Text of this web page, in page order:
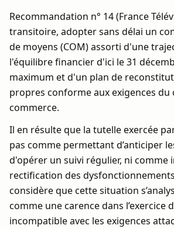
Recommandation n° 14 (France
transitoire, adopter sans délai un
de moyens (COM) assorti d'une
l'équilibre financier d'ici le 31
maximum et d'un plan de
propres conforme aux exigences du
commerce.
Il en résulte que la tutelle exercée
pas comme permettant d’anticiper
d'opérer un suivi régulier, ni comme
rectification des
considère que cette situation
comme une carence dans l’exercice
incompatible avec les exigences